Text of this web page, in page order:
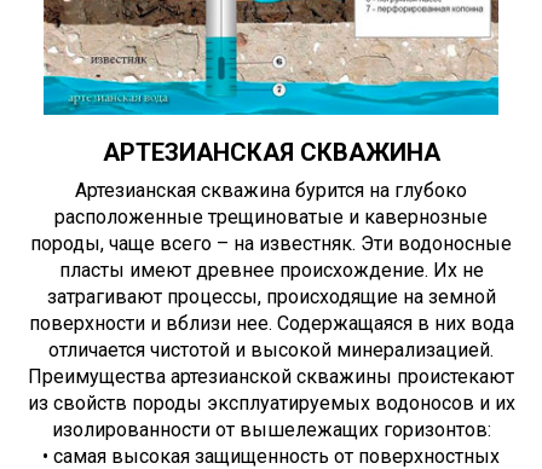
АРТЕЗИАНСКАЯ СКВАЖИНА
Артезианская скважина бурится на глубоко
расположенные трещиноватые и кавернозные
породы, чаще всего – на известняк. Эти водоносные
пласты имеют древнее происхождение. Их не
затрагивают процессы, происходящие на земной
поверхности и вблизи нее. Содержащаяся в них вода
отличается чистотой и высокой минерализацией.
Преимущества артезианской скважины проистекают
из свойств породы эксплуатируемых водоносов и их
изолированности от вышележащих горизонтов:
• самая высокая защищенность от поверхностных